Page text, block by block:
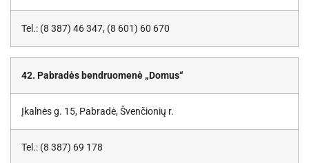
Tel.: (8 387) 46 347, (8 601) 60 670
42. Pabradės bendruomenė „Domus“
Įkalnės g. 15, Pabradė, Švenčionių r.
Tel.: (8 387) 69 178